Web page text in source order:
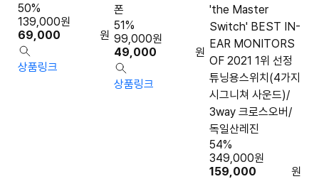
69,000 원
139,000원
50%
상품링크
폰
49,000 원
99,000원
51%
상품링크
'the Master
Switch' BEST IN-
EAR MONITORS
OF 2021 1위 선정
튜닝용스위치(4가지
시그니쳐 사운드)/
3way 크로스오버/
독일산레진
159,000 원
349,000원
54%